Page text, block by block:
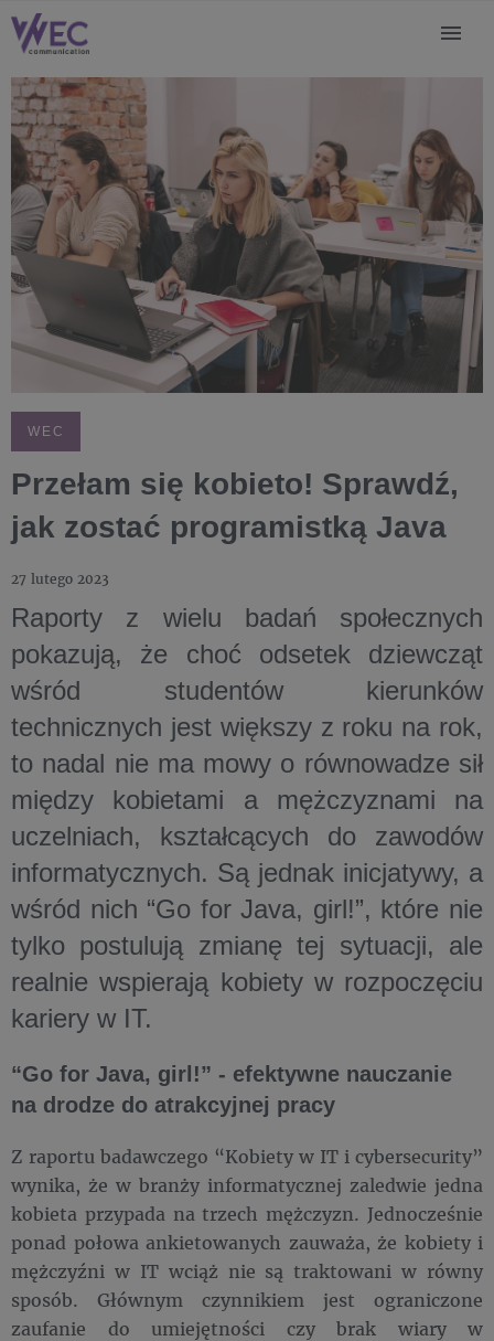
WEC
Przełam się kobieto! Sprawdź,
jak zostać programistką Java
27 lutego 2023
Raporty z wielu badań społecznych
pokazują, że choć odsetek dziewcząt
wśród studentów kierunków
technicznych jest większy z roku na rok,
to nadal nie ma mowy o równowadze sił
między kobietami a mężczyznami na
uczelniach, kształcących do zawodów
informatycznych. Są jednak inicjatywy, a
wśród nich “Go for Java, girl!”, które nie
tylko postulują zmianę tej sytuacji, ale
realnie wspierają kobiety w rozpoczęciu
kariery w IT.
“Go for Java, girl!” - efektywne nauczanie
na drodze do atrakcyjnej pracy
Z raportu badawczego “Kobiety w IT i cybersecurity”
wynika, że w branży informatycznej zaledwie jedna
kobieta przypada na trzech mężczyzn. Jednocześnie
ponad połowa ankietowanych zauważa, że kobiety i
mężczyźni w IT wciąż nie są traktowani w równy
sposób. Głównym czynnikiem jest ograniczone
zaufanie do umiejętności czy brak wiary w